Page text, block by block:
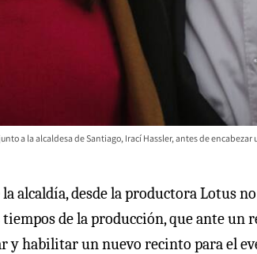
a la alcaldesa de Santiago, Irací Hassler, antes de
alcaldía, desde la productora Lotus
de la producción, que ante un
habilitar un nuevo recinto para el